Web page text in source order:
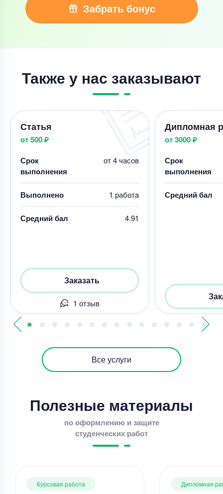
Забрать бонус
Также у нас заказывают
Статья
от 500 ₽
Срок
выполнения
от 4 часов
Выполнено 1 работa
Средний бал 4.91
Заказать
1 отзыв
Дипломная
от 3000 ₽
Срок
выполнения
Средний бал
Все услуги
Полезные материалы
по оформлению и защите
студенческих работ
Курсовая работа Дипломная